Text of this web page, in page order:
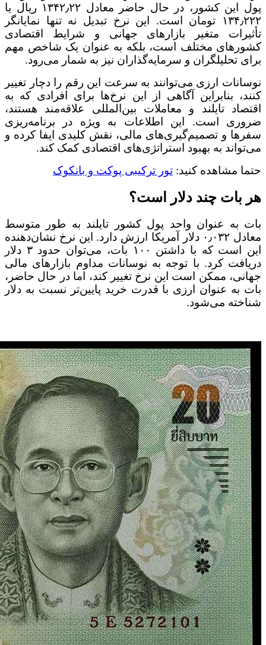
پول این کشور، در حال حاضر معادل ۱۳۴۲٫۲۲ ریال یا
۱۳۴٫۲۲۲ تومان است. این نرخ تبدیل نه تنها نمایانگر
تأثیرات متغیر بازارهای جهانی و شرایط اقتصادی
کشورهای مختلف است، بلکه به عنوان یک شاخص مهم
برای تحلیلگران و سرمایه‌گذاران نیز به شمار می‌رود.
نوسانات ارزی می‌توانند به سرعت این رقم را دچار تغییر
کنند، بنابراین آگاهی از این نرخ‌ها برای افرادی که به
اقتصاد تایلند و معاملات بین‌المللی علاقه‌مند هستند،
ضروری است. این اطلاعات به ویژه در برنامه‌ریزی
سفرها و تصمیم‌گیری‌های مالی، نقش کلیدی ایفا کرده و
می‌تواند به بهبود استراتژی‌های اقتصادی کمک کند.
حتما مشاهده کنید: تور ترکیبی پوکت و بانکوک
هر بات چند دلار است؟
بات به عنوان واحد پول کشور تایلند به طور متوسط
معادل ۰٫۰۳۲ دلار آمریکا ارزش دارد. این نرخ نشان‌دهنده
این است که با داشتن ۱۰۰ بات، می‌توان حدود ۳ دلار
دریافت کرد. با توجه به نوسانات مداوم بازارهای مالی
جهانی، ممکن است این نرخ تغییر کند، اما در حال حاضر،
بات به عنوان ارزی با قدرت خرید پایین‌تر نسبت به دلار
شناخته می‌شود.